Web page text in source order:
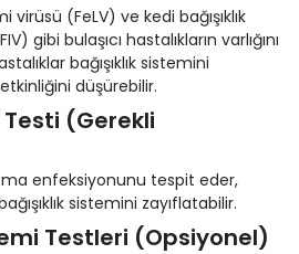
virüsü (FeLV) ve kedi bağışıklık
gibi bulaşıcı hastalıkların varlığını
bağışıklık sistemini
düşürebilir.
(Gerekli
enfeksiyonunu tespit eder,
sistemini zayıflatabilir.
Testleri (Opsiyonel)